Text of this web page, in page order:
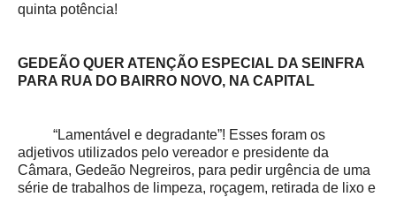
quinta potência!
GEDEÃO QUER ATENÇÃO ESPECIAL DA SEINFRA
PARA RUA DO BAIRRO NOVO, NA CAPITAL
“Lamentável e degradante”! Esses foram os
adjetivos utilizados pelo vereador e presidente da
Câmara, Gedeão Negreiros, para pedir urgência de uma
série de trabalhos de limpeza, roçagem, retirada de lixo e